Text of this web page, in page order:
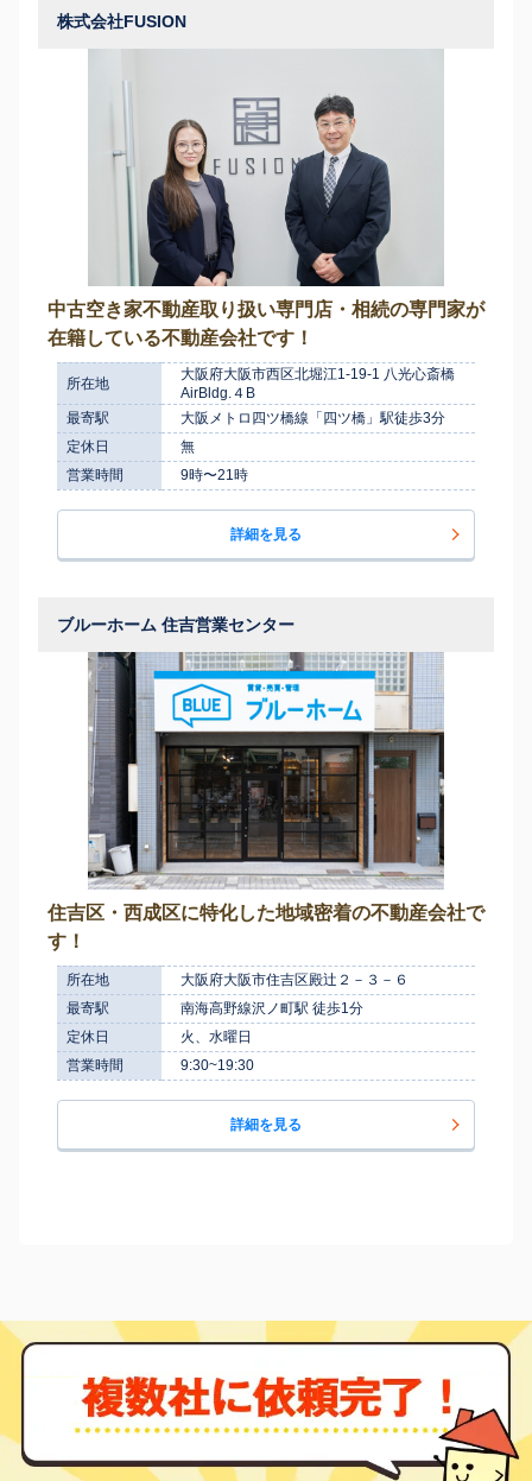
株式会社FUSION
中古空き家不動産取り扱い専門店・相続の専門家が
在籍している不動産会社です！
所在地
大阪府大阪市西区北堀江1-19-1 八光心斎橋
AirBldg.４B
最寄駅
大阪メトロ四ツ橋線「四ツ橋」駅徒歩3分
定休日
無
営業時間
9時〜21時
詳細を見る
ブルーホーム 住吉営業センター
住吉区・西成区に特化した地域密着の不動産会社で
す！
所在地
大阪府大阪市住吉区殿辻２－３－６
最寄駅
南海高野線沢ノ町駅 徒歩1分
定休日
火、水曜日
営業時間
9:30~19:30
詳細を見る